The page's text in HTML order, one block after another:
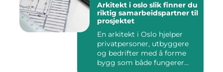
Arkitekt i oslo slik finner du
riktig samarbeidspartner til
prosjektet
En arkitekt i Oslo hjelper
privatpersoner, utbyggere
og bedrifter med å forme
bygg som både fungerer...